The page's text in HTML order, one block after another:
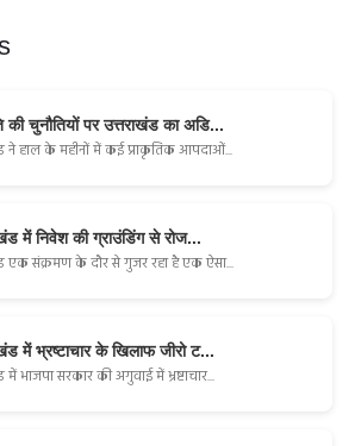
की चुनौतियों पर उत्तराखंड का अडि...
ने हाल के महीनों में कई प्राकृतिक आपदाओं...
में निवेश की ग्राउंडिंग से रोज...
एक संक्रमण के दौर से गुजर रहा है एक ऐसा...
में भ्रष्टाचार के खिलाफ जीरो ट...
में भाजपा सरकार की अगुवाई में भ्रष्टाचार...